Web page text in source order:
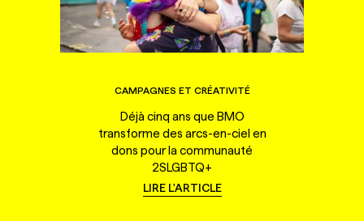
CAMPAGNES ET CRÉATIVITÉ
Déjà cinq ans que BMO
transforme des arcs-en-ciel en
dons pour la communauté
2SLGBTQ+
LIRE L'ARTICLE